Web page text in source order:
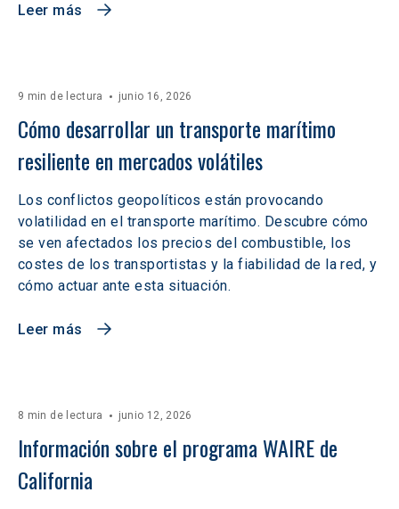
Leer más
9 min de lectura junio 16, 2026
Cómo desarrollar un transporte marítimo
resiliente en mercados volátiles
Los conflictos geopolíticos están provocando
volatilidad en el transporte marítimo. Descubre cómo
se ven afectados los precios del combustible, los
costes de los transportistas y la fiabilidad de la red, y
cómo actuar ante esta situación.
Leer más
8 min de lectura junio 12, 2026
Información sobre el programa WAIRE de
California